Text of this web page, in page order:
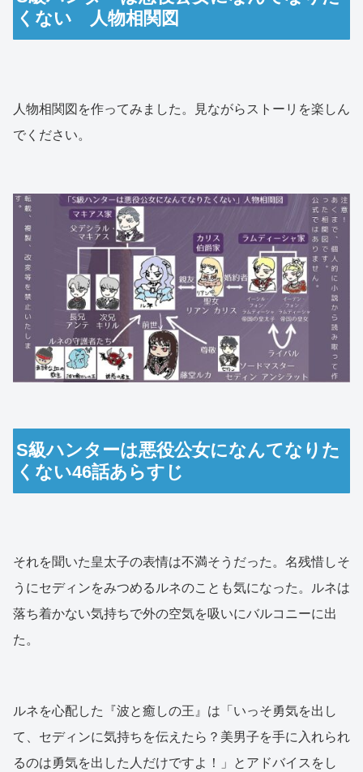
くない 人物相関図
人物相関図を作ってみました。見ながらストーリを楽しん
でください。
S級ハンターは悪役公女になんてなりた
くない46話あらすじ
それを聞いた皇太子の表情は不満そうだった。名残惜しそ
うにセディンをみつめるルネのことも気になった。ルネは
落ち着かない気持ちで外の空気を吸いにバルコニーに出
た。
ルネを心配した『波と癒しの王』は「いっそ勇気を出し
て、セディンに気持ちを伝えたら？美男子を手に入れられ
るのは勇気を出した人だけですよ！」とアドバイスをし